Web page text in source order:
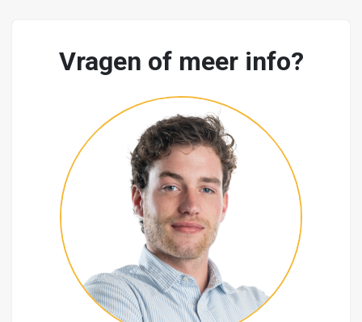
Vragen of meer info?